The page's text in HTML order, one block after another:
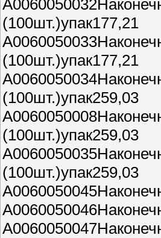
(100шт.)упак177,21
(100шт.)упак177,21
(100шт.)упак259,03
(100шт.)упак259,03
(100шт.)упак259,03